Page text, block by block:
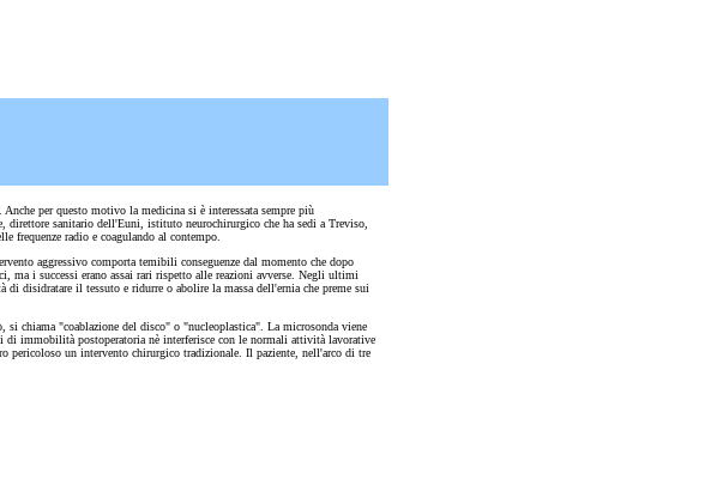
per questo motivo la medicina si è interessata sempre più
direttore sanitario dell'Euni, istituto neurochirurgico che ha sedi a Treviso,
frequenze radio e coagulando al contempo.
aggressivo comporta temibili conseguenze dal momento che dopo
ma i successi erano assai rari rispetto alle reazioni avverse. Negli ultimi
di disidratare il tessuto e ridurre o abolire la massa dell'ernia che preme sui
si chiama "coablazione del disco" o "nucleoplastica". La microsonda viene
di immobilità postoperatoria nè interferisce con le normali attività lavorative
pericoloso un intervento chirurgico tradizionale. Il paziente, nell'arco di tre